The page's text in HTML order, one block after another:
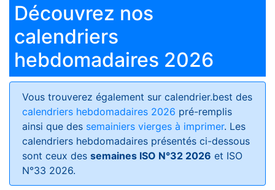
Découvrez nos
calendriers
hebdomadaires 2026
Vous trouverez également sur calendrier.best des
calendriers hebdomadaires 2026 pré-remplis
ainsi que des semainiers vierges à imprimer. Les
calendriers hebdomadaires présentés ci-dessous
sont ceux des semaines ISO N°32 2026 et ISO
N°33 2026.